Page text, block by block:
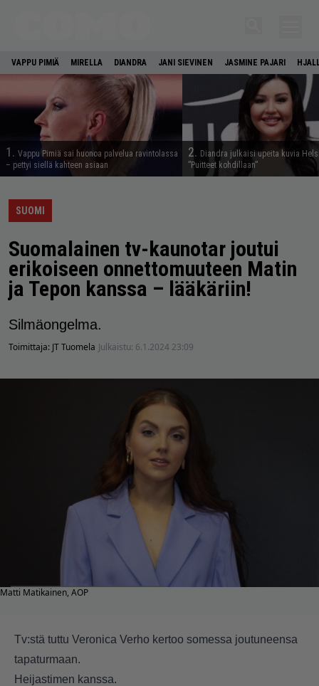
VAPPU PIMIÄ MIRELLA DIANDRA JANI SIEVINEN JASMINE PAJARI
1. Vappu Pimiä sai huonoa palvelua ravintolassa
– pettyi siellä kahteen asiaan
2. Diandra julkaisi upeita kuvia
”Puitteet kohdillaan”
SUOMI
Suomalainen tv-kaunotar joutui
erikoiseen onnettomuuteen Matin
ja Tepon kanssa – lääkäriin!
Silmäongelma.
Toimittaja: JT Tuomela Julkaistu: 6.1.2024 23:09
Matti Matikainen, AOP
Tv:stä tuttu Veronica Verho kertoo somessa joutuneensa
tapaturmaan.
Heijastimen kanssa.